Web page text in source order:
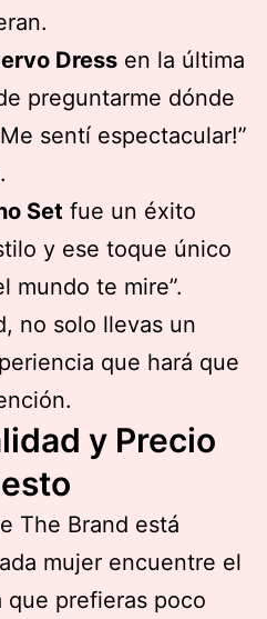
Dress en la última
preguntarme dónde
sentí espectacular!”
Set fue un éxito
y ese toque único
mundo te mire”.
no solo llevas un
que hará que
y Precio
The Brand está
mujer encuentre el
que prefieras poco